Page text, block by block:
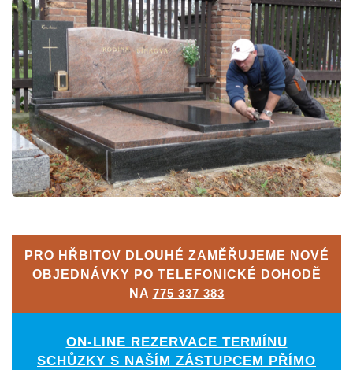
PRO HŘBITOV DLOUHÉ ZAMĚŘUJEME NOVÉ
OBJEDNÁVKY PO TELEFONICKÉ DOHODĚ
NA 775 337 383
ON-LINE REZERVACE TERMÍNU
SCHŮZKY S NAŠÍM ZÁSTUPCEM PŘÍMO